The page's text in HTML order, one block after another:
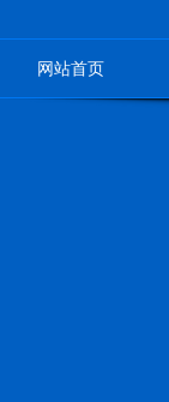
网站首页